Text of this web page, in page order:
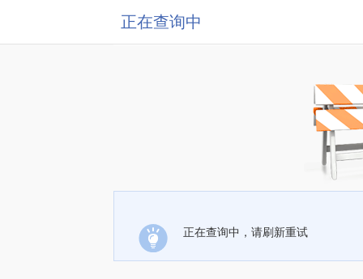
正在查询中
正在查询中，请刷新重试